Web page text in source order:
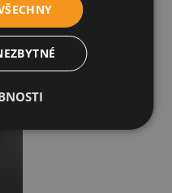
Easy 180